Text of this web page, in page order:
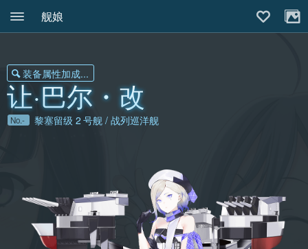
舰娘
让·巴尔・改
No.- 黎塞留级 2 号舰 / 战列巡洋舰
装备属性加成...